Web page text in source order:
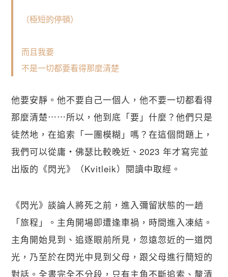
（極短的停頓）
而且我要
不是一切都要看得那麼清楚
他要安靜。他不要自己一個人，他不要一切都看得
那麼清楚⋯⋯所以，他到底「要」什麼？他們只是
徒然地，在追索「一團模糊」嗎？在這個問題上，
我們可以從庸・佛瑟比較晚近、2023 年才寫完並
出版的《閃光》（Kvitleik）閱讀中取經。
《閃光》談論人將死之前，進入彌留狀態的一趟
「旅程」。主角開場即遭逢車禍，時間進入凍結。
主角開始見到、追逐眼前所見，忽遠忽近的一道閃
光，乃至於在閃光中見到父母，跟父母進行簡短的
對話。全書完全不分段，只有主角不斷追索、釐清